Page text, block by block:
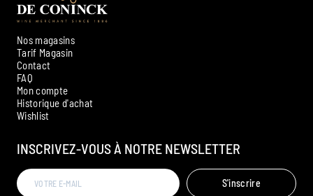
Nos magasins
Tarif Magasin
Contact
FAQ
Mon compte
Historique d'achat
Wishlist
INSCRIVEZ-VOUS À NOTRE NEWSLETTER
S'inscrire